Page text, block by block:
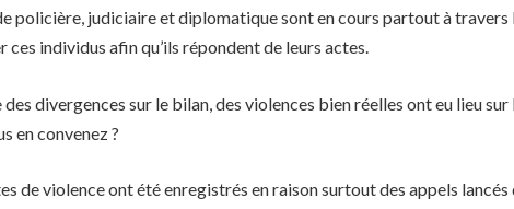
policière, judiciaire et diplomatique sont en cours partout à travers
ces individus afin qu’ils répondent de leurs actes.
divergences sur le bilan, des violences bien réelles ont eu lieu sur
en convenez ?
de violence ont été enregistrés en raison surtout des appels lancés